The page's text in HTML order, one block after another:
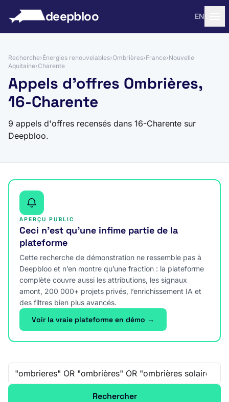
deepbloo EN
Recherche›Énergies renouvelables›Ombrières›France›Nouvelle
Aquitaine›Charente
Appels d'offres Ombrières,
16-Charente
9 appels d'offres recensés dans 16-Charente sur
Deepbloo.
APERÇU PUBLIC
Ceci n’est qu’une infime partie de la
plateforme
Cette recherche de démonstration ne ressemble pas à
Deepbloo et n’en montre qu’une fraction : la plateforme
complète couvre aussi les attributions, les signaux
amont, 200 000+ projets privés, l’enrichissement IA et
des filtres bien plus avancés.
Voir la vraie plateforme en démo →
Recherche libre
Rechercher